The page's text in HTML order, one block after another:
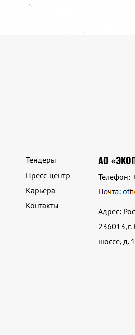
Тендеры
Пресс-центр
Карьера
Контакты
АО
Телефон:
Адрес:
236013,г.
шоссе, д.